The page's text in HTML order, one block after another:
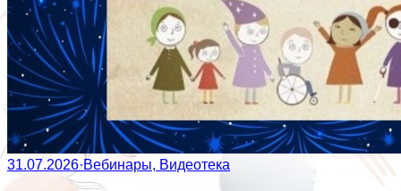
31.07.2026·Вебинары, Видеотека